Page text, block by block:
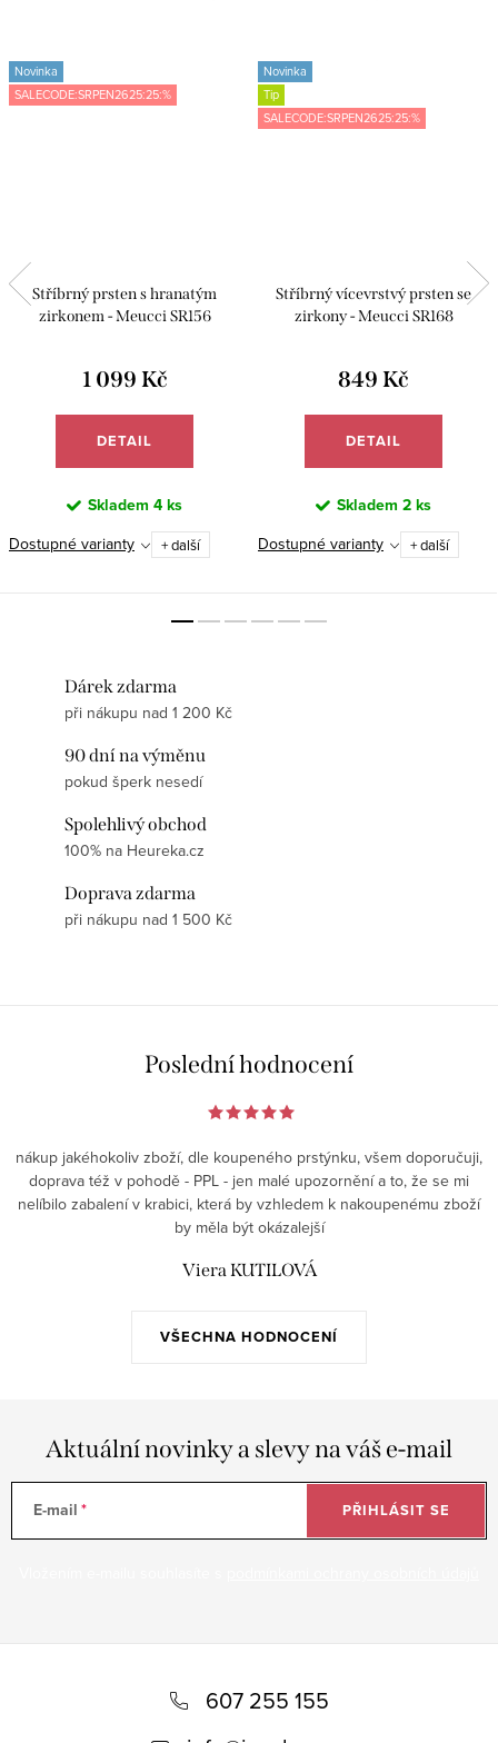
Novinka
SALECODE:SRPEN2625:25:%
Stříbrný prsten s hranatým
zirkonem - Meucci SR156
1 099 Kč
DETAIL
Skladem 4 ks
Dostupné varianty + další
Novinka
Tip
SALECODE:SRPEN2625:25:%
Stříbrný vícevrstvý prsten se
zirkony - Meucci SR168
849 Kč
DETAIL
Skladem 2 ks
Dostupné varianty + další
Dárek zdarma
při nákupu nad 1 200 Kč
90 dní na výměnu
pokud šperk nesedí
Spolehlivý obchod
100% na Heureka.cz
Doprava zdarma
při nákupu nad 1 500 Kč
Poslední hodnocení
VŠECHNA HODNOCENÍ
nákup jakéhokoliv zboží, dle koupeného prstýnku, všem doporučuji,
doprava též v pohodě - PPL - jen malé upozornění a to, že se mi
nelíbilo zabalení v krabici, která by vzhledem k nakoupenému zboží
by měla být okázalejší
Viera KUTILOVÁ
Aktuální novinky a slevy na váš e-mail
E-mail PŘIHLÁSIT SE
607 255 155